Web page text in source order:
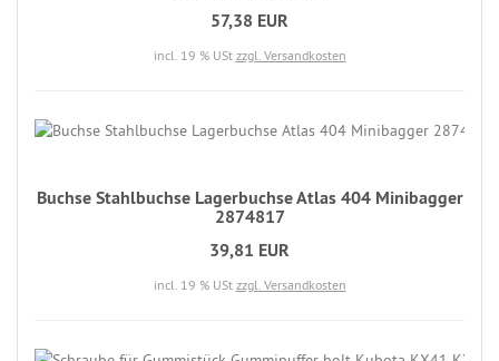
57,38 EUR
incl. 19 % USt zzgl. Versandkosten
Buchse Stahlbuchse Lagerbuchse Atlas 404 Minibagger
2874817
39,81 EUR
incl. 19 % USt zzgl. Versandkosten